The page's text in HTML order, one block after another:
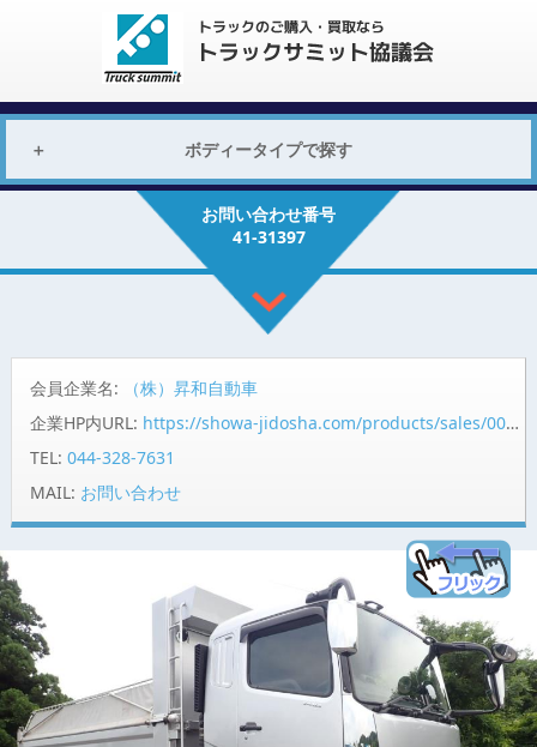
ボディータイプで探す
お問い合わせ番号
41-31397
会員企業名:
（株）昇和自動車
企業HP内URL: https://showa-jidosha.com/products/sales/0031397
TEL: 044-328-7631
MAIL: お問い合わせ